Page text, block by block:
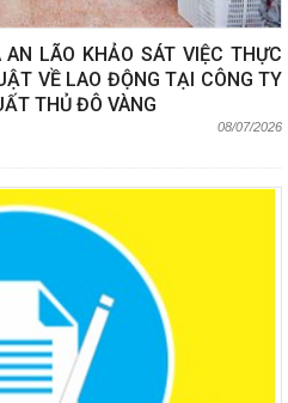
LÃO KHẢO SÁT VIỆC THỰC
VỀ LAO ĐỘNG TẠI CÔNG TY
THỦ ĐÔ VÀNG
08/07/2026